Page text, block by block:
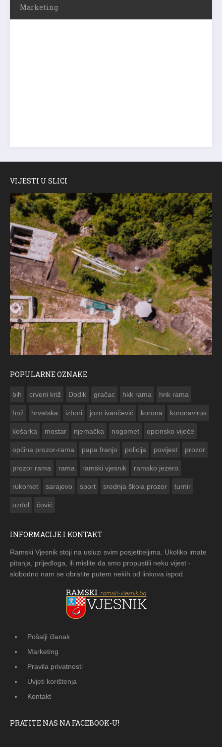
Marketing
VIJESTI U SLICI
POPULARNE OZNAKE
bih crveni križ Dodik gračac hkk rama hnk rama
hnž hrvatska izbori jozo ivančević korona koronavirus
košarka mostar njemačka nogomet opcinsko vijeće
općina prozor-rama papa franjo policija povijest prozor
prozor rama rama ramski vjesnik ramsko jezero
rukomet sarajevo sport srednja škola prozor turnir
uzdol čović
INFORMACIJE I KONTAKT
Ramski Vjesnik stoji na usluzi svim posjetiteljima. Ukoliko imate
pitanja, prijedloga, ili mislite da smo propustili neku vijest -
slobodno nam se obratite putem nekih od linkova ispod.
Pošalji članak
Marketing
Pravila privatnosti
Uvjeti korištenja
Kontakt
PRATITE NAS NA FACEBOOK-U!